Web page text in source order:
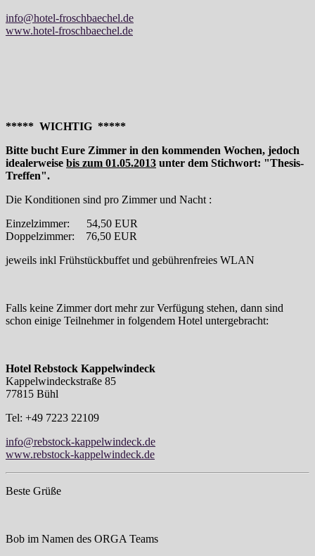
info@hotel-froschbaechel.de
www.hotel-froschbaechel.de
***** WICHTIG *****
Bitte bucht Eure Zimmer in den kommenden Wochen, jedoch
idealerweise bis zum 01.05.2013 unter dem Stichwort: "Thesis-
Treffen".
Die Konditionen sind pro Zimmer und Nacht :
Einzelzimmer: 54,50 EUR
Doppelzimmer: 76,50 EUR
jeweils inkl Frühstückbuffet und gebührenfreies WLAN
Falls keine Zimmer dort mehr zur Verfügung stehen, dann sind
schon einige Teilnehmer in folgendem Hotel untergebracht:
Hotel Rebstock Kappelwindeck
Kappelwindeckstraße 85
77815 Bühl
Tel: +49 7223 22109
info@rebstock-kappelwindeck.de
www.rebstock-kappelwindeck.de
Beste Grüße
Bob im Namen des ORGA Teams